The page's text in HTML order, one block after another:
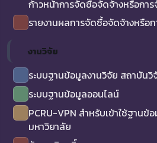
ก้าวหน้าการจัดซื้อจัดจ้างหรือกา
รายงานผลการจัดซื้อจัดจ้างหรือ
งานวิจัย
ระบบฐานข้อมูลงานวิจัย สถาบัน
ระบบฐานข้อมูลออนไลน์
PCRU-VPN สำหรับเข้าใช้ฐาน
มหาวิยาลัย